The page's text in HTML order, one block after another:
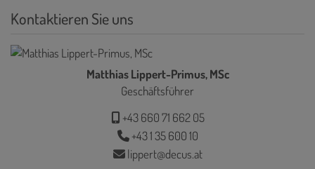
Kontaktieren Sie uns
Matthias Lippert-Primus, MSc
Geschäftsführer
+43 660 71 662 05
+43 1 35 600 10
lippert@decus.at